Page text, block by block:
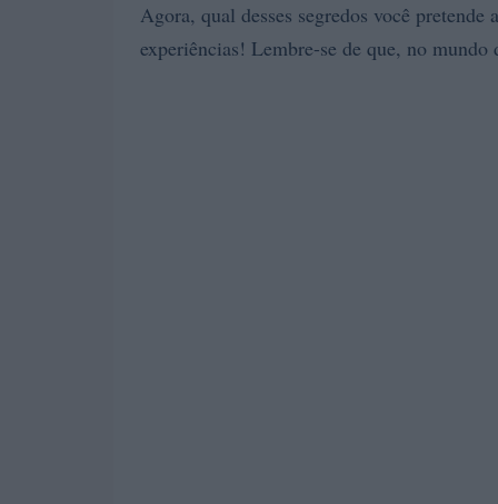
Agora, qual desses segredos você
experiências! Lembre-se de que, no